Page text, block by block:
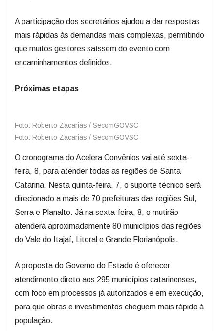
A participação dos secretários ajudou a dar respostas
mais rápidas às demandas mais complexas, permitindo
que muitos gestores saíssem do evento com
encaminhamentos definidos.
Próximas etapas
Foto: Roberto Zacarias / SecomGOVSC
Foto: Roberto Zacarias / SecomGOVSC
O cronograma do Acelera Convênios vai até sexta-
feira, 8, para atender todas as regiões de Santa
Catarina. Nesta quinta-feira, 7, o suporte técnico será
direcionado a mais de 70 prefeituras das regiões Sul,
Serra e Planalto. Já na sexta-feira, 8, o mutirão
atenderá aproximadamente 80 municípios das regiões
do Vale do Itajaí, Litoral e Grande Florianópolis.
A proposta do Governo do Estado é oferecer
atendimento direto aos 295 municípios catarinenses,
com foco em processos já autorizados e em execução,
para que obras e investimentos cheguem mais rápido à
população.